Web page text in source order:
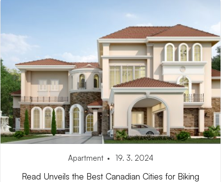
Apartment 19. 3. 2024
Read Unveils the Best Canadian Cities for Biking